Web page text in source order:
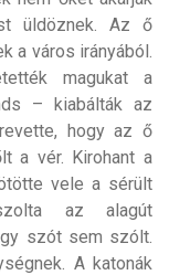
üldöznek. Az ő
a város irányából.
magukat a
– kiabálták az
hogy az ő
a vér. Kirohant a
vele a sérült
az alagút
szót sem szólt.
A katonák